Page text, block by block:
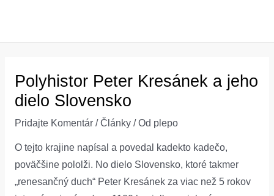
Polyhistor Peter Kresánek a jeho
dielo Slovensko
Pridajte Komentár /Články/ Od plepo
O tejto krajine napísal a povedal kadekto kadečo,
poväčšine pololži. No dielo Slovensko, ktoré takmer
„renesančný duch“ Peter Kresánek za viac než 5 rokov